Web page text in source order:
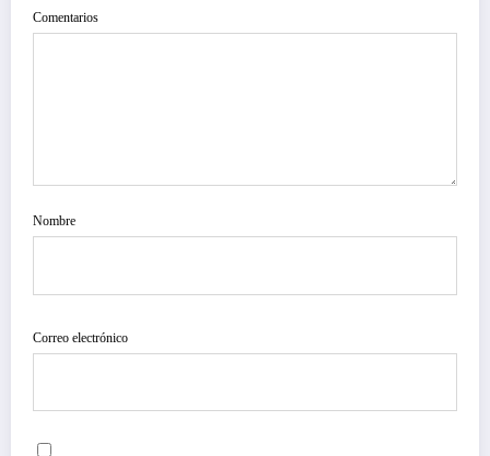
Comentarios
Nombre
Correo electrónico